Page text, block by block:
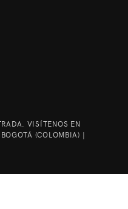
VISÍTENOS EN
(COLOMBIA) |